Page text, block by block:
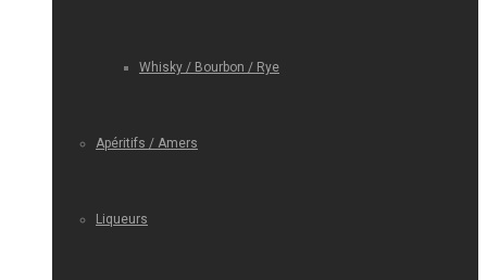
Whisky / Bourbon / Rye
Apéritifs / Amers
Liqueurs